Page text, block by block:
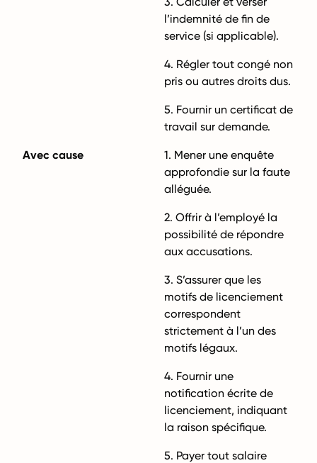
l’indemnité de fin de
service (si applicable).
4. Régler tout congé non
pris ou autres droits dus.
5. Fournir un certificat de
travail sur demande.
Avec cause
1. Mener une enquête
approfondie sur la faute
alléguée.
2. Offrir à l’employé la
possibilité de répondre
aux accusations.
3. S’assurer que les
motifs de licenciement
correspondent
strictement à l’un des
motifs légaux.
4. Fournir une
notification écrite de
licenciement, indiquant
la raison spécifique.
5. Payer tout salaire